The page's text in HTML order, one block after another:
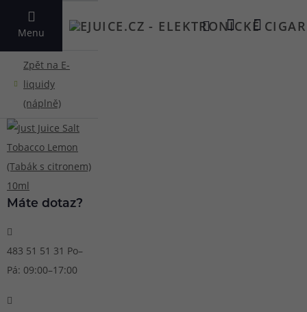
Menu
VYHLEDAT
Máte dotaz?
483 51 51 31 Po–
Pá: 09:00–17:00